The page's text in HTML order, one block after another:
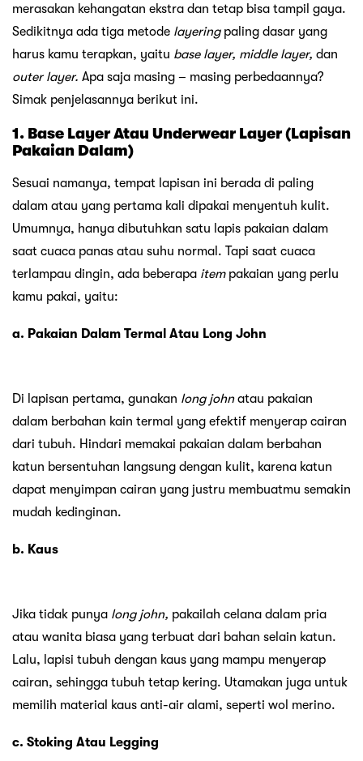
merasakan kehangatan ekstra dan tetap bisa tampil gaya.
Sedikitnya ada tiga metode layering paling dasar yang
harus kamu terapkan, yaitu base layer, middle layer, dan
outer layer. Apa saja masing – masing perbedaannya?
Simak penjelasannya berikut ini.
1. Base Layer Atau Underwear Layer (Lapisan
Pakaian Dalam)
Sesuai namanya, tempat lapisan ini berada di paling
dalam atau yang pertama kali dipakai menyentuh kulit.
Umumnya, hanya dibutuhkan satu lapis pakaian dalam
saat cuaca panas atau suhu normal. Tapi saat cuaca
terlampau dingin, ada beberapa itempakaian yang perlu
kamu pakai, yaitu:
a. Pakaian Dalam Termal Atau Long John
Di lapisan pertama, gunakan long johnatau pakaian
dalam berbahan kain termal yang efektif menyerap cairan
dari tubuh. Hindari memakai pakaian dalam berbahan
katun bersentuhan langsung dengan kulit, karena katun
dapat menyimpan cairan yang justru membuatmu semakin
mudah kedinginan.
b. Kaus
Jika tidak punya long john, pakailah celana dalam pria
atau wanita biasa yang terbuat dari bahan selain katun.
Lalu, lapisi tubuh dengan kaus yang mampu menyerap
cairan, sehingga tubuh tetap kering. Utamakan juga untuk
memilih material kaus anti-air alami, seperti wol merino.
c. Stoking Atau Legging